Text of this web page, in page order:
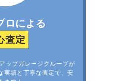
ロによる
査定
ップガレージグループが
実績と丁寧な査定で、安